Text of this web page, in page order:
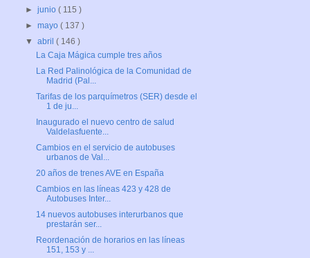
►junio( 115 )
►mayo( 137 )
▼abril( 146 )
La Caja Mágica cumple tres años
La Red Palinológica de la Comunidad de
Madrid (Pal...
Tarifas de los parquímetros (SER) desde el
1 de ju...
Inaugurado el nuevo centro de salud
Valdelasfuente...
Cambios en el servicio de autobuses
urbanos de Val...
20 años de trenes AVE en España
Cambios en las líneas 423 y 428 de
Autobuses Inter...
14 nuevos autobuses interurbanos que
prestarán ser...
Reordenación de horarios en las líneas
151, 153 y ...